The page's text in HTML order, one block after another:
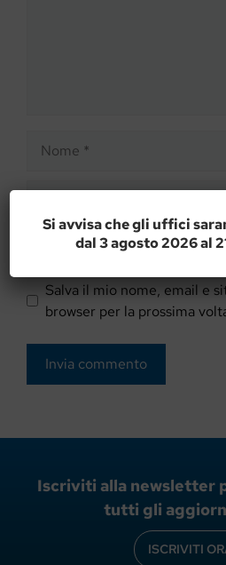
Email
Salva il mio nome, email e
browser per la prossima
Iscriviti alla newsletter
tutti gli
ISCRIVITI
Si avvisa che gli uffici
dal 3 agosto 2026 al